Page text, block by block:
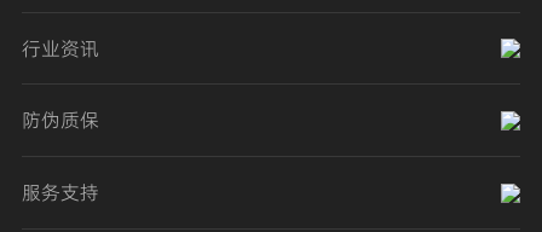
行业资讯
防伪质保
服务支持